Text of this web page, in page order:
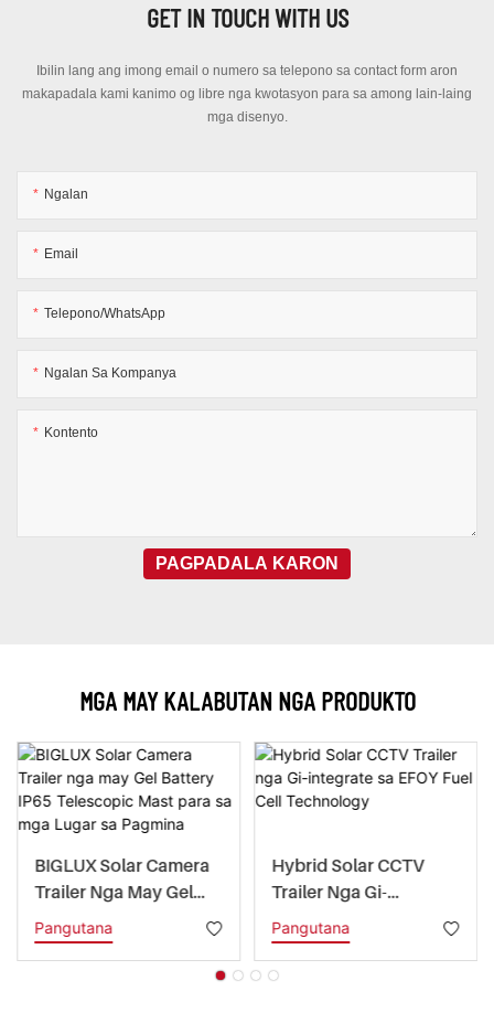
GET IN TOUCH WITH US
Ibilin lang ang imong email o numero sa telepono sa contact form aron
makapadala kami kanimo og libre nga kwotasyon para sa among lain-laing
mga disenyo.
Ngalan
Email
Telepono/WhatsApp
Ngalan Sa Kompanya
Kontento
PAGPADALA KARON
MGA MAY KALABUTAN NGA PRODUKTO
BIGLUX Solar Camera
Trailer Nga May Gel
Battery IP65
Telescopic Mast Para
Pangutana
Hybrid Solar CCTV
Trailer Nga Gi-
Integrate Sa EFOY Fuel
Cell Technology
Pangutana